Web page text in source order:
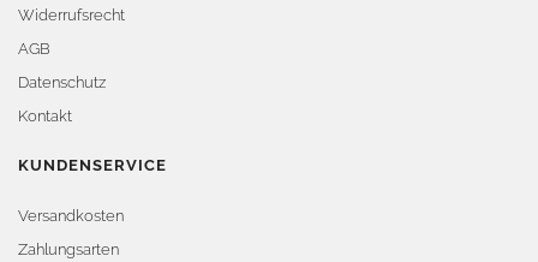
Widerrufsrecht
AGB
Datenschutz
Kontakt
KUNDENSERVICE
Versandkosten
Zahlungsarten